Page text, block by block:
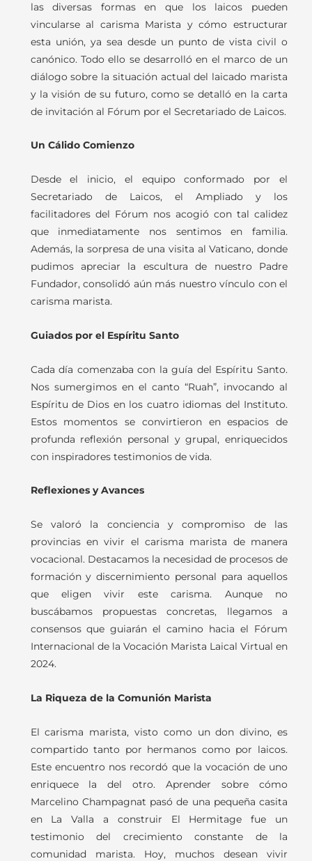
las diversas formas en que los laicos pueden
vincularse al carisma Marista y cómo estructurar
esta unión, ya sea desde un punto de vista civil o
canónico. Todo ello se desarrolló en el marco de un
diálogo sobre la situación actual del laicado marista
y la visión de su futuro, como se detalló en la carta
de invitación al Fórum por el Secretariado de Laicos.
Un Cálido Comienzo
Desde el inicio, el equipo conformado por el
Secretariado de Laicos, el Ampliado y los
facilitadores del Fórum nos acogió con tal calidez
que inmediatamente nos sentimos en familia.
Además, la sorpresa de una visita al Vaticano, donde
pudimos apreciar la escultura de nuestro Padre
Fundador, consolidó aún más nuestro vínculo con el
carisma marista.
Guiados por el Espíritu Santo
Cada día comenzaba con la guía del Espíritu Santo.
Nos sumergimos en el canto “Ruah”, invocando al
Espíritu de Dios en los cuatro idiomas del Instituto.
Estos momentos se convirtieron en espacios de
profunda reflexión personal y grupal, enriquecidos
con inspiradores testimonios de vida.
Reflexiones y Avances
Se valoró la conciencia y compromiso de las
provincias en vivir el carisma marista de manera
vocacional. Destacamos la necesidad de procesos de
formación y discernimiento personal para aquellos
que eligen vivir este carisma. Aunque no
buscábamos propuestas concretas, llegamos a
consensos que guiarán el camino hacia el Fórum
Internacional de la Vocación Marista Laical Virtual en
2024.
La Riqueza de la Comunión Marista
El carisma marista, visto como un don divino, es
compartido tanto por hermanos como por laicos.
Este encuentro nos recordó que la vocación de uno
enriquece la del otro. Aprender sobre cómo
Marcelino Champagnat pasó de una pequeña casita
en La Valla a construir El Hermitage fue un
testimonio del crecimiento constante de la
comunidad marista. Hoy, muchos desean vivir